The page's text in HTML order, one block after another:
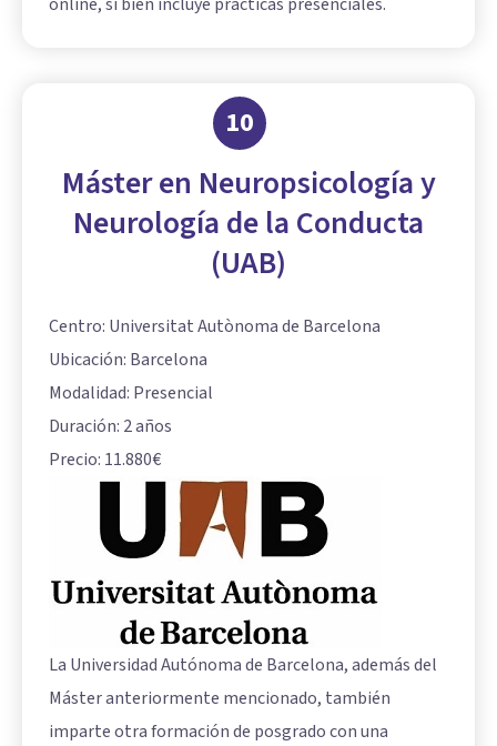
online, si bien incluye prácticas presenciales.
10
Máster en Neuropsicología y
Neurología de la Conducta
(UAB)
Centro: Universitat Autònoma de Barcelona
Ubicación: Barcelona
Modalidad: Presencial
Duración: 2 años
Precio: 11.880€
La Universidad Autónoma de Barcelona, además del
Máster anteriormente mencionado, también
imparte otra formación de posgrado con una